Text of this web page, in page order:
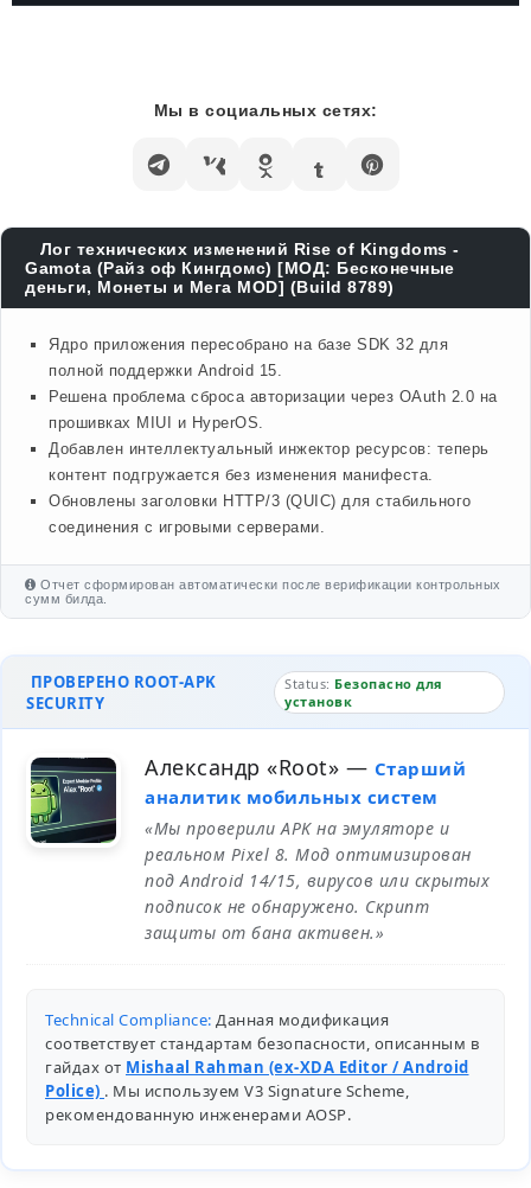
Мы в социальных сетях:
Лог технических изменений Rise of Kingdoms -
Gamota (Райз оф Кингдомс) [МОД: Бесконечные
деньги, Монеты и Мега MOD] (Build 8789)
Ядро приложения пересобрано на базе SDK 32 для
полной поддержки Android 15.
Решена проблема сброса авторизации через OAuth 2.0 на
прошивках MIUI и HyperOS.
Добавлен интеллектуальный инжектор ресурсов: теперь
контент подгружается без изменения манифеста.
Обновлены заголовки HTTP/3 (QUIC) для стабильного
соединения с игровыми серверами.
Отчет сформирован автоматически после верификации контрольных
сумм билда.
ПРОВЕРЕНО ROOT-APK
SECURITY
Status: Безопасно для
установк
Александр «Root» — Старший
аналитик мобильных систем
«Мы проверили APK на эмуляторе и
реальном Pixel 8. Мод оптимизирован
под Android 14/15, вирусов или скрытых
подписок не обнаружено. Скрипт
защиты от бана активен.»
Technical Compliance: Данная модификация
соответствует стандартам безопасности, описанным в
гайдах от Mishaal Rahman (ex-XDA Editor / Android
Police) . Мы используем V3 Signature Scheme,
рекомендованную инженерами AOSP.